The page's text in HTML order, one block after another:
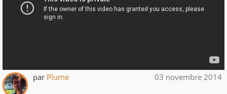
par Plume 03 novembre 2014